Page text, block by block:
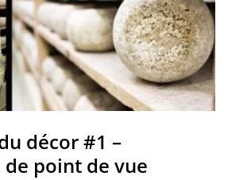
décor #1 –
point de vue